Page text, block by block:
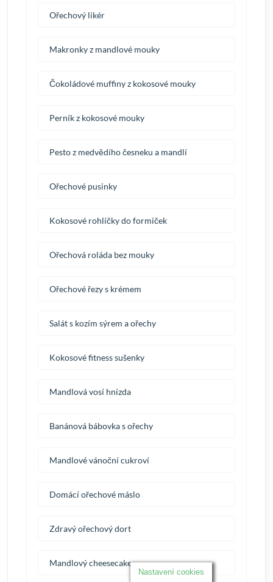
Ořechový likér
Makronky z mandlové mouky
Čokoládové muffiny z kokosové mouky
Perník z kokosové mouky
Pesto z medvědího česneku a mandlí
Ořechové pusinky
Kokosové rohlíčky do formiček
Ořechová roláda bez mouky
Ořechové řezy s krémem
Salát s kozím sýrem a ořechy
Kokosové fitness sušenky
Mandlová vosí hnízda
Banánová bábovka s ořechy
Mandlové vánoční cukroví
Domácí ořechové máslo
Zdravý ořechový dort
Mandlový cheesecake
Nastavení cookies